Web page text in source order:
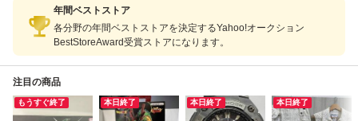
年間ベストストア
各分野の年間ベストストアを決定するYahoo!オークション
BestStoreAward受賞ストアになります。
注目の商品
もうすぐ終了 本日終了 本日終了 本日終了